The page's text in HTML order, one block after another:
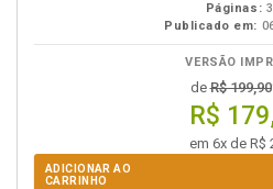
Páginas:
Publicado em:
VERSÃO
deR$ 199,90
R$
em 6x de R$
ADICIONAR AO
CARRINHO